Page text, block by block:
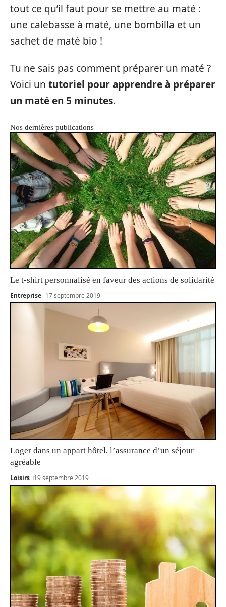
tout ce qu’il faut pour se mettre au maté :
une calebasse à maté, une bombilla et un
sachet de maté bio !
Tu ne sais pas comment préparer un maté ?
Voici un tutoriel pour apprendre à préparer
un maté en 5 minutes.
Nos dernières publications
Le t-shirt personnalisé en faveur des actions de solidarité
Entreprise 17 septembre 2019
Loger dans un appart hôtel, l’assurance d’un séjour
agréable
Loisirs 19 septembre 2019